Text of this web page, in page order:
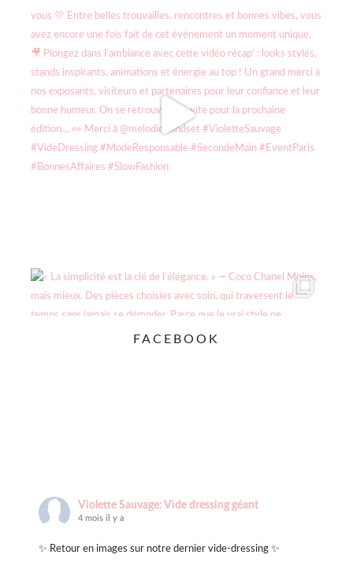
FACEBOOK
Violette Sauvage: Vide dressing géant
4 mois il y a
✨ Retour en images sur notre dernier vide-dressing ✨